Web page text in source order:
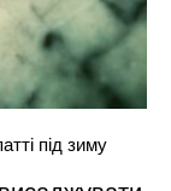
під зиму